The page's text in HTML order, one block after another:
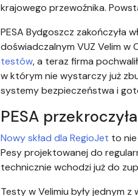
krajowego przewoźnika.
PESA Bydgoszcz zakończyła
doświadczalnym VUZ Velim w
testów, a teraz firma
w którym nie wystarczy już
systemy bezpieczeństwa i
PESA
Nowy skład dla RegioJet to
Pesy projektowanej do
technicznie wchodzi już do
Testy w Velimiu były jednym